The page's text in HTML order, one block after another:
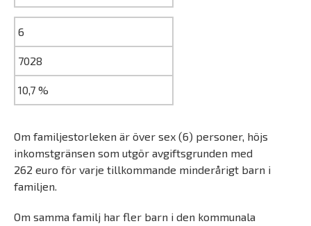
6
7028
10,7 %
Om familjestorleken är över sex (6) personer, höjs
inkomstgränsen som utgör avgiftsgrunden med
262 euro för varje tillkommande minderårigt barn i
familjen.
Om samma familj har fler barn i den kommunala